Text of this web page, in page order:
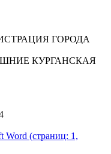
ГОРОДА
КУРГАНСКАЯ
Word (страниц: 1,